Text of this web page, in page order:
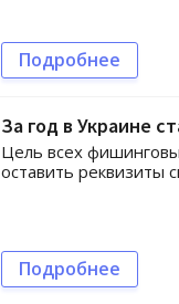
Подробнее
За год в Украине
Цель всех
оставить реквизиты
Подробнее